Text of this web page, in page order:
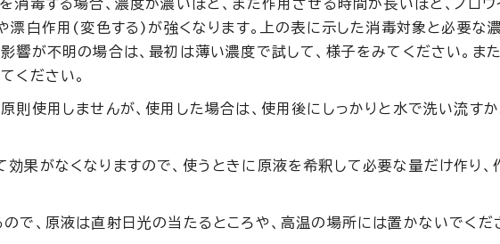
消毒する場合、濃度が濃いほど、また作用させる時間が長いほど、ノロウ
漂白作用(変色する)が強くなります。上の表に示した消毒対象と必要な
響が不明の場合は、最初は薄い濃度で試して、様子をみてください。また
ください。
則使用しませんが、使用した場合は、使用後にしっかりと水で洗い流す
果がなくなりますので、使うときに原液を希釈して必要な量だけ作り、
で、原液は直射日光の当たるところや、高温の場所には置かないでくだ